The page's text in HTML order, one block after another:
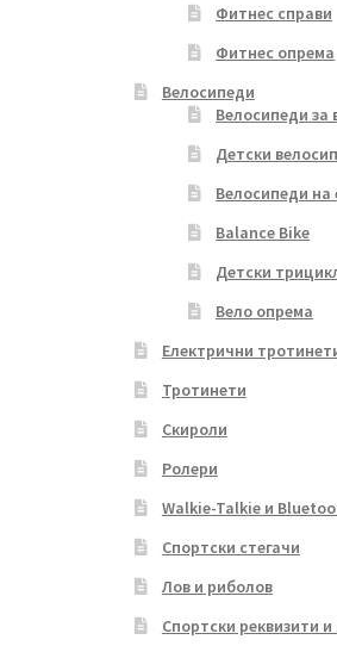
Фитнес справи
Фитнес опрема
Велосипеди
Велосипеди за
Детски
Велосипеди на
Balance Bike
Детски
Вело опрема
Електрични
Тротинети
Скироли
Ролери
Walkie-Talkie и
Спортски стегачи
Лов и риболов
Спортски реквизити